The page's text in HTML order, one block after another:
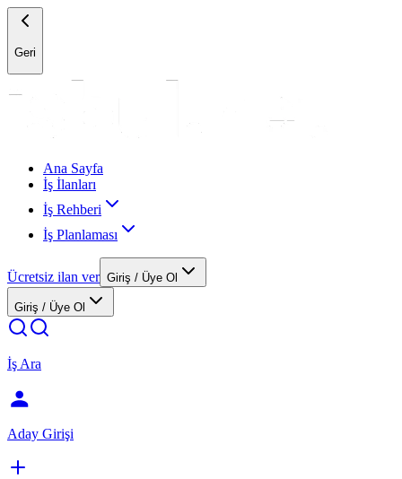
Geri
Ana Sayfa
İş İlanları
İş Rehberi
İş Planlaması
Ücretsiz ilan ver Giriş / Üye Ol
Giriş / Üye Ol
İş Ara
Aday Girişi